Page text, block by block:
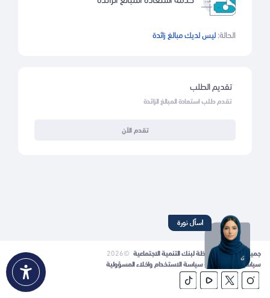
الحالة: ليس لديك مبالغ زائدة
تقديم الطلب
تقدم طلب استعادة المبالغ الزائدة
تقدم الأن
جميع الحقوق محفوظة لبنك التنمية الاجتماعية ©2026
سياسية الخصوصية - سياسة الاستخدام واخلاء المسؤولية